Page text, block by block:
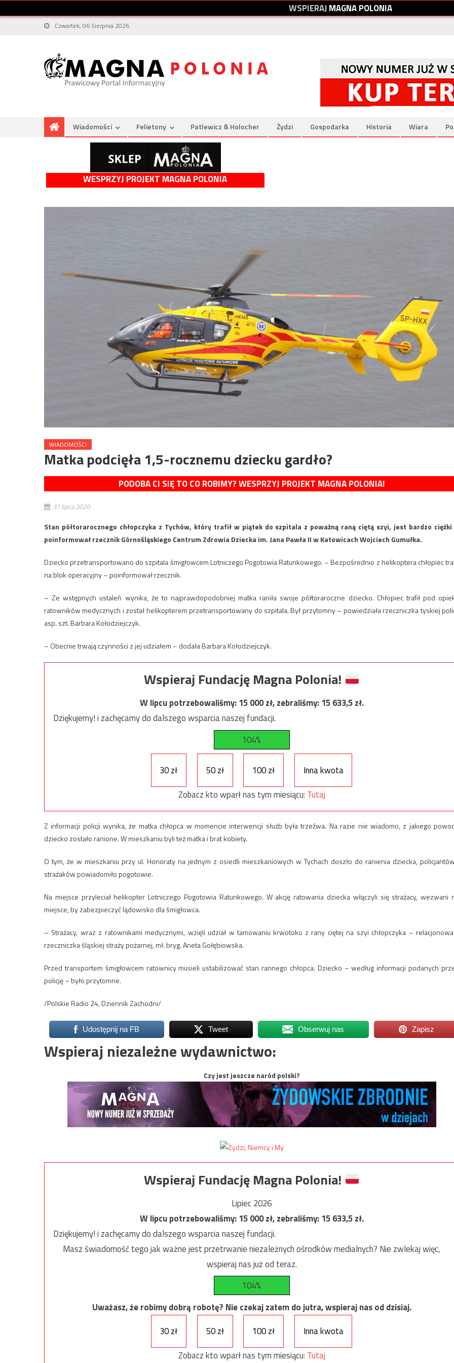
WSPIERAJMAGNAPOLONIA
Czwartek, 06 Sierpnia 2026
Wiadomości Felietony Patlewicz & Holocher Żydzi Gospodarka Historia Wiara
WESPRZYJ PROJEKT MAGNA POLONIA
WIADOMOŚCI
Matka podcięła 1,5-rocznemu dziecku gardło?
PODOBA CI SIĘ TO CO ROBIMY? WESPRZYJ PROJEKT MAGNA POLONIA!
31 lipca 2020
Stan półtorarocznego chłopczyka z Tychów, który trafił w piątek do szpitala z poważną raną ciętą szyi, jest bardzo
poinformował rzecznik Górnośląskiego Centrum Zdrowia Dziecka im. Jana Pawła II w Katowicach Wojciech Gumułka.
Dziecko przetransportowano do szpitala śmigłowcem Lotniczego Pogotowia Ratunkowego. – Bezpośrednio z helikoptera chłopiec
na blok operacyjny – poinformował rzecznik.
– Ze wstępnych ustaleń wynika, że to najprawdopodobniej matka raniła swoje półtoraroczne dziecko. Chłopiec trafił pod
ratowników medycznych i został helikopterem przetransportowany do szpitala. Był przytomny – powiedziała rzeczniczka tyskiej
asp. szt. Barbara Kołodziejczyk.
– Obecnie trwają czynności z jej udziałem – dodała Barbara Kołodziejczyk.
Wspieraj Fundację Magna Polonia!
W lipcu potrzebowaliśmy:15 000zł, zebraliśmy:15 633,5zł.
Dziękujemy! i zachęcamy do dalszego wsparcia naszej fundacji.
104%
30 zł 50 zł 100 zł
Inna kwota
Zobacz kto wparł nas tym miesiącu: Tutaj
Z informacji policji wynika, że matka chłopca w momencie interwencji służb była trzeźwa. Na razie nie wiadomo, z jakiego
dziecko zostało ranione. W mieszkaniu byli też matka i brat kobiety.
O tym, że w mieszkaniu przy ul. Honoraty na jednym z osiedli mieszkaniowych w Tychach doszło do ranienia dziecka,
strażaków powiadomiło pogotowie.
Na miejsce przyleciał helikopter Lotniczego Pogotowia Ratunkowego. W akcję ratowania dziecka włączyli się strażacy, wezwani
miejsce, by zabezpieczyć lądowisko dla śmigłowca.
– Strażacy, wraz z ratownikami medycznymi, wzięli udział w tamowaniu krwotoku z rany ciętej na szyi chłopczyka –
rzeczniczka śląskiej straży pożarnej, mł. bryg. Aneta Gołębiowska.
Przed transportem śmigłowcem ratownicy musieli ustabilizować stan rannego chłopca. Dziecko – według informacji podanych
policję – było przytomne.
/Polskie Radio 24, Dziennik Zachodni/
Udostępnij na FB Tweet Obserwuj nas Zapisz
Wspieraj niezależne wydawnictwo:
Czy jest jeszcze naród polski?
Wspieraj Fundację Magna Polonia!
Lipiec 2026
W lipcu potrzebowaliśmy:15 000zł, zebraliśmy:15 633,5zł.
Dziękujemy! i zachęcamy do dalszego wsparcia naszej fundacji.
Masz świadomość tego jak ważne jest przetrwanie niezależnych ośrodków medialnych? Nie zwlekaj więc,
wspieraj nas już od teraz.
104%
Uważasz, że robimy dobrą robotę? Nie czekaj zatem do jutra, wspieraj nas od dzisiaj.
30 zł
50 zł 100 zł
Inna kwota
Zobacz kto wparł nas tym miesiącu: Tutaj